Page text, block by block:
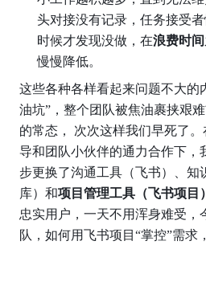
头对接没有记录，任务接受
时候才发现没做，在浪费时间
慢慢降低。
这些各种各样看起来问题不大的
油坑”，整个团队被焦油裹挟艰
的常态， 次次这样我们早死了
导和团队小伙伴的通力合作下，
步更换了沟通工具（飞书）、知
库）和项目管理工具（飞书项目）
忠实用户，一天不用浑身难受，
队，如何用飞书项目“掌控”需求